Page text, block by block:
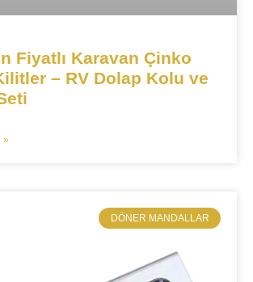
Fiyatlı Karavan Çinko
– RV Dolap Kolu ve
»
​DÖNER MANDALLAR